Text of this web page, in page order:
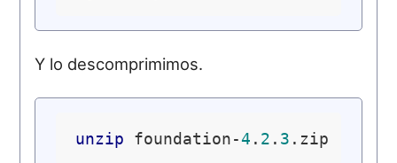
Y lo descomprimimos.
unzip foundation-4 . 2 . 3